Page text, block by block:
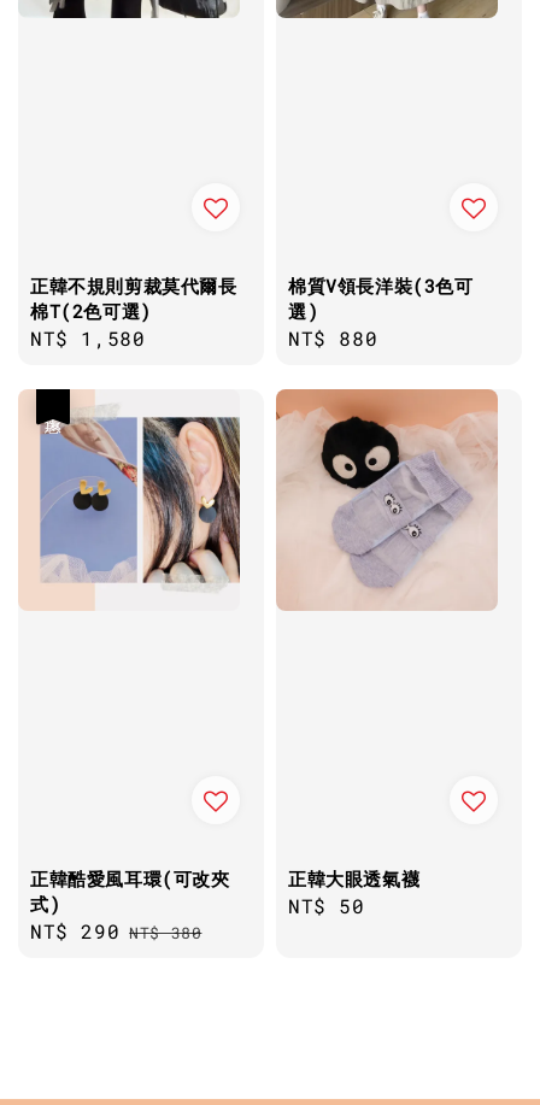
正韓不規則剪裁莫代爾長
棉T(2色可選)
Regular
NT$ 1,580
棉質V領長洋裝(3色可
選)
Regular
NT$ 880
正韓酷愛風耳環(可改夾
式)
Sale
NT$ 290 Regular
NT$ 380
正韓大眼透氣襪
Regular
NT$ 50